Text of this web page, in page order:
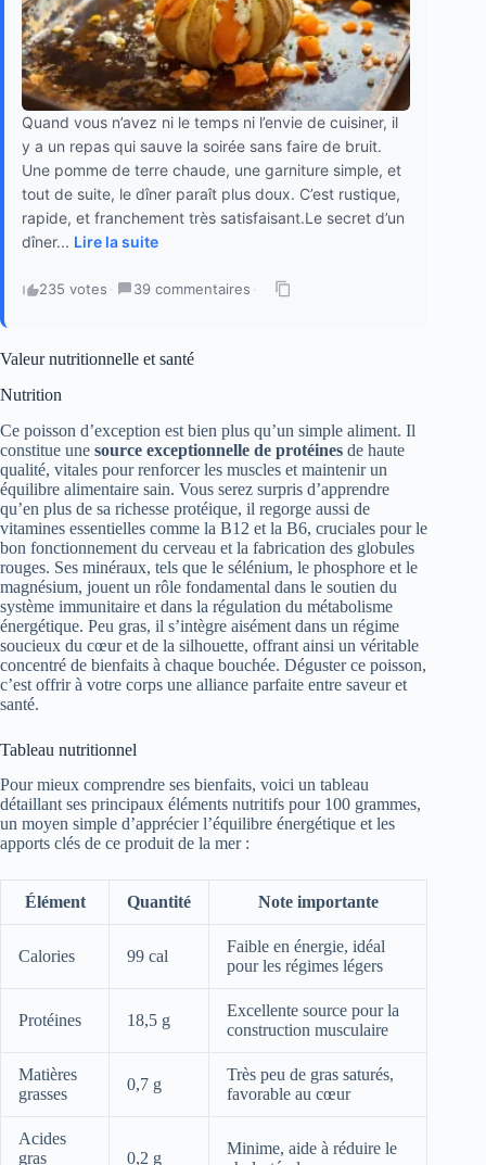
Quand vous n’avez ni le temps ni l’envie de cuisiner, il
y a un repas qui sauve la soirée sans faire de bruit.
Une pomme de terre chaude, une garniture simple, et
tout de suite, le dîner paraît plus doux. C’est rustique,
rapide, et franchement très satisfaisant.Le secret d’un
dîner... Lire la suite
235 votes · 39 commentaires ·
Valeur nutritionnelle et santé
Nutrition
Ce poisson d’exception est bien plus qu’un simple aliment. Il
constitue une source exceptionnelle de protéines de haute
qualité, vitales pour renforcer les muscles et maintenir un
équilibre alimentaire sain. Vous serez surpris d’apprendre
qu’en plus de sa richesse protéique, il regorge aussi de
vitamines essentielles comme la B12 et la B6, cruciales pour le
bon fonctionnement du cerveau et la fabrication des globules
rouges. Ses minéraux, tels que le sélénium, le phosphore et le
magnésium, jouent un rôle fondamental dans le soutien du
système immunitaire et dans la régulation du métabolisme
énergétique. Peu gras, il s’intègre aisément dans un régime
soucieux du cœur et de la silhouette, offrant ainsi un véritable
concentré de bienfaits à chaque bouchée. Déguster ce poisson,
c’est offrir à votre corps une alliance parfaite entre saveur et
santé.
Tableau nutritionnel
Pour mieux comprendre ses bienfaits, voici un tableau
détaillant ses principaux éléments nutritifs pour 100 grammes,
un moyen simple d’apprécier l’équilibre énergétique et les
apports clés de ce produit de la mer :
Élément Quantité Note importante
Calories 99 cal
Faible en énergie, idéal
pour les régimes légers
Protéines 18,5 g
Excellente source pour la
construction musculaire
Matières
grasses
0,7 g
Très peu de gras saturés,
favorable au cœur
Acides
gras
0,2 g
Minime, aide à réduire le